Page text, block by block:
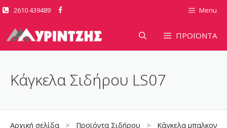
Μετάβαση
περιεχόμενο
2610 439489 Menu
ΠΡΟΪΟΝΤΑ
Κάγκελα Σιδήρου LS07
Αρχική σελίδα > Προϊόντα Σιδήρου > Κάγκελα